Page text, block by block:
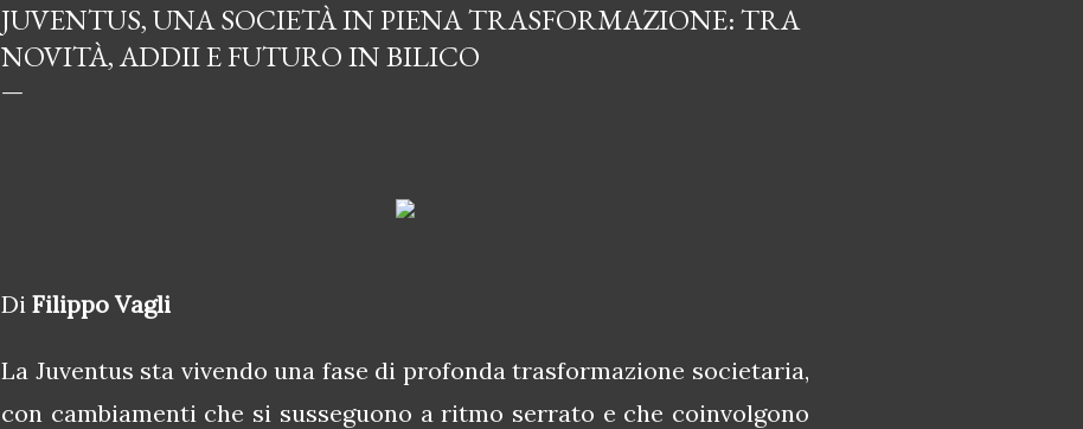
JUVENTUS, UNA SOCIETÀ IN PIENA TRASFORMAZIONE: TRA
NOVITÀ, ADDII E FUTURO IN BILICO
Di Filippo Vagli
La Juventus sta vivendo una fase di profonda trasformazione societaria,
con cambiamenti che si susseguono a ritmo serrato e che coinvolgono